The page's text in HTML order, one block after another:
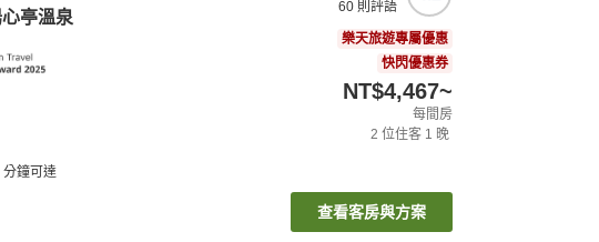
亭溫泉
分鐘可達
60 則評語
樂天旅遊專屬優惠
快閃優惠券
NT$4,467~
每間房
2 位住客 1 晚
查看客房與方案